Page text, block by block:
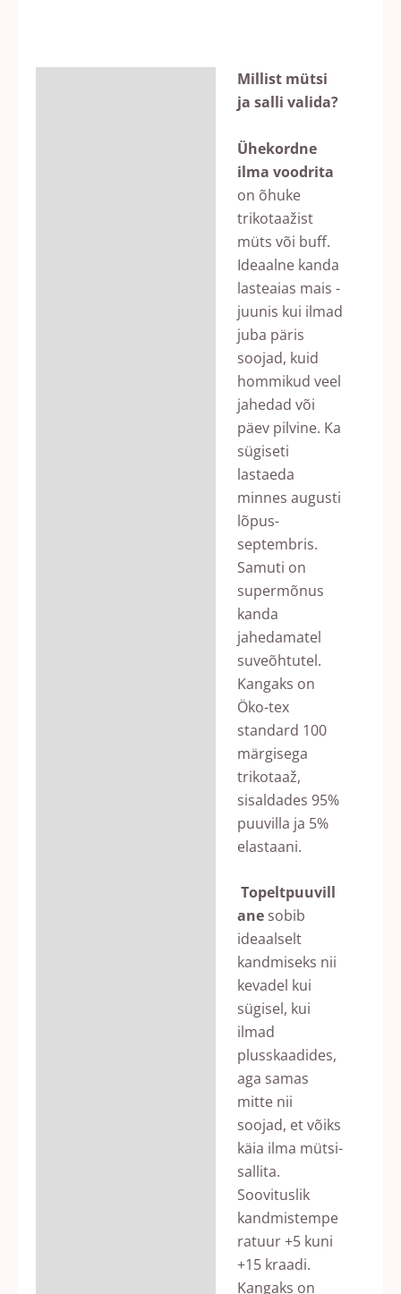
Millist mütsi
ja salli valida?
Ühekordne
ilma voodrita
on õhuke
trikotaažist
müts või buff.
Ideaalne kanda
lasteaias mais -
juunis kui ilmad
juba päris
soojad, kuid
hommikud veel
jahedad või
päev pilvine. Ka
sügiseti
lastaeda
minnes augusti
lõpus-
septembris.
Samuti on
supermõnus
kanda
jahedamatel
suveõhtutel.
Kangaks on
Öko-tex
standard 100
märgisega
trikotaaž,
sisaldades 95%
puuvilla ja 5%
elastaani.
Topeltpuuvill
ane sobib
ideaalselt
kandmiseks nii
kevadel kui
sügisel, kui
ilmad
plusskaadides,
aga samas
mitte nii
soojad, et võiks
käia ilma mütsi-
sallita.
Soovituslik
kandmistempe
ratuur +5 kuni
+15 kraadi.
Kangaks on